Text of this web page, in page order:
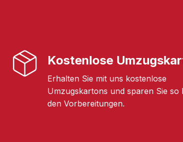
Kostenlose
Erhalten Sie mit uns kostenlose
Umzugskartons und sparen Sie so
den Vorbereitungen.